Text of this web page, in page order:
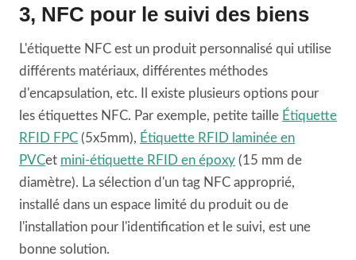
3, NFC pour le suivi des biens
L'étiquette NFC est un produit personnalisé qui utilise
différents matériaux, différentes méthodes
d'encapsulation, etc. Il existe plusieurs options pour
les étiquettes NFC. Par exemple, petite taille Étiquette
RFID FPC (5x5mm), Étiquette RFID laminée en
PVCet mini-étiquette RFID en époxy (15 mm de
diamètre). La sélection d'un tag NFC approprié,
installé dans un espace limité du produit ou de
l'installation pour l'identification et le suivi, est une
bonne solution.